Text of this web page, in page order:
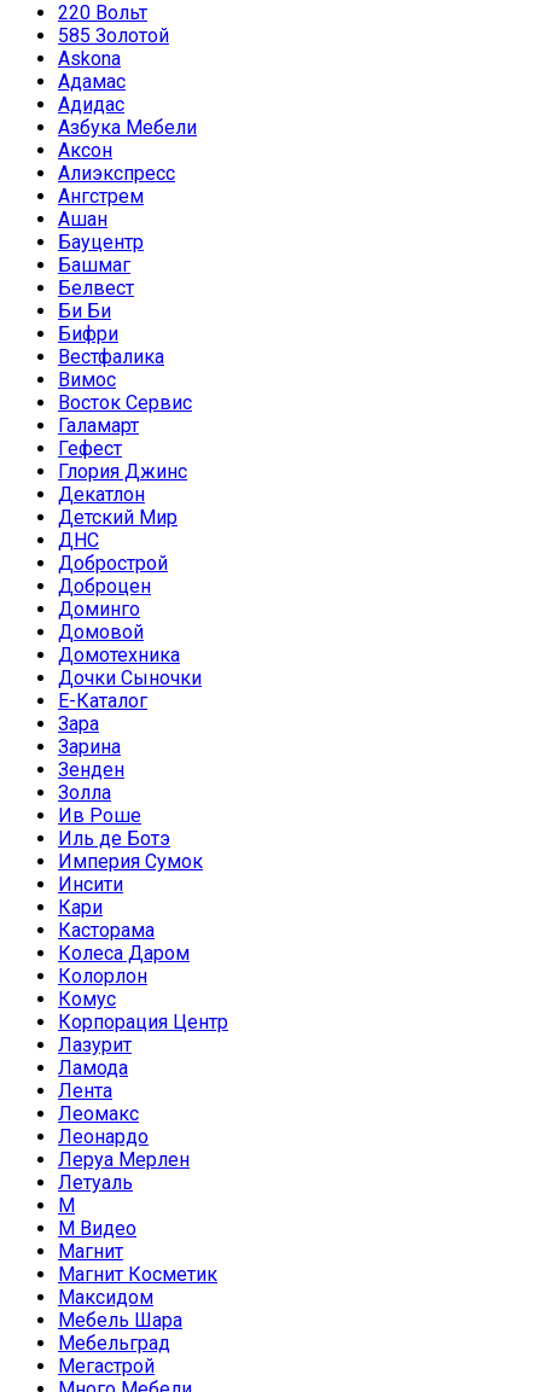
220 Вольт
585 Золотой
Askona
Адамас
Адидас
Азбука Мебели
Аксон
Алиэкспресс
Ангстрем
Ашан
Бауцентр
Башмаг
Белвест
Би Би
Бифри
Вестфалика
Вимос
Восток Сервис
Галамарт
Гефест
Глория Джинс
Декатлон
Детский Мир
ДНС
Добрострой
Доброцен
Доминго
Домовой
Домотехника
Дочки Сыночки
Е-Каталог
Зара
Зарина
Зенден
Золла
Ив Роше
Иль де Ботэ
Империя Сумок
Инсити
Кари
Касторама
Колеса Даром
Колорлон
Комус
Корпорация Центр
Лазурит
Ламода
Лента
Леомакс
Леонардо
Леруа Мерлен
Летуаль
М
М Видео
Магнит
Магнит Косметик
Максидом
Мебель Шара
Мебельград
Мегастрой